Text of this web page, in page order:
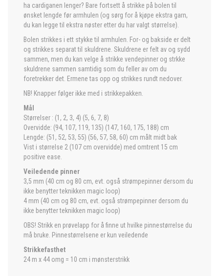
ha cardiganen lenger? Bare fortsett å strikke på bolen til
ønsket lengde før armhulen (og sørg for å kjøpe ekstra garn,
du kan legge til ekstra nøster etter du har valgt størrelse).
Bolen strikkes i ett stykke til armhulen. For- og bakside er delt
og strikkes separat til skuldrene. Skuldrene er felt av og sydd
sammen, men du kan velge å strikke vendepinner og strkke
skuldrene sammen samtidig som du feller av om du
foretrekker det. Ermene tas opp og strikkes rundt nedover.
NB! Knapper følger ikke med i strikkepakken.
Mål
Størrelser : (1, 2, 3, 4) (5, 6, 7, 8)
Overvidde: (94, 107, 119, 135) (147, 160, 175, 188) cm
Lengde: (51, 52, 53, 55) (56, 57, 58, 60) cm målt midt bak
Vist i størrelse 2 (107 cm overvidde) med omtrent 15 cm
positive ease.
Veiledende pinner
3,5 mm (40 cm og 80 cm, evt. også strømpepinner dersom du
ikke benytter teknikken magic loop)
4 mm (40 cm og 80 cm, evt. også strømpepinner dersom du
ikke benytter teknikken magic loop)
OBS! Strikk en prøvelapp for å finne ut hvilke pinnestørrelse du
må bruke. Pinnestørrelsene er kun veiledende
Strikkefasthet
24 m x 44 omg = 10 cm i mønsterstrikk